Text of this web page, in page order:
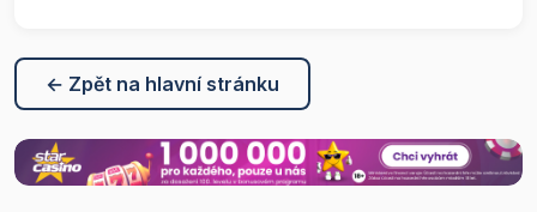
← Zpět na hlavní stránku